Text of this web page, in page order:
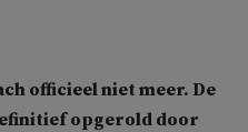
officieel niet meer. De
opgerold door